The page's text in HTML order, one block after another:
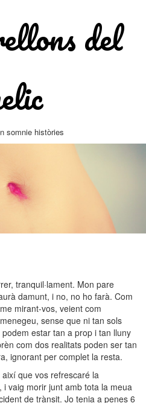
del
somnie històries
tranquil·lament. Mon pare
damunt, i no, no ho farà. Com
mirant-vos, veient com
sense que ni tan sols
estar tan a prop i tan lluny
com dos realitats poden ser tan
ignorant per complet la resta.
que vos refrescaré la
, i vaig morir junt amb tota la meua
de trànsit. Jo tenia a penes 6